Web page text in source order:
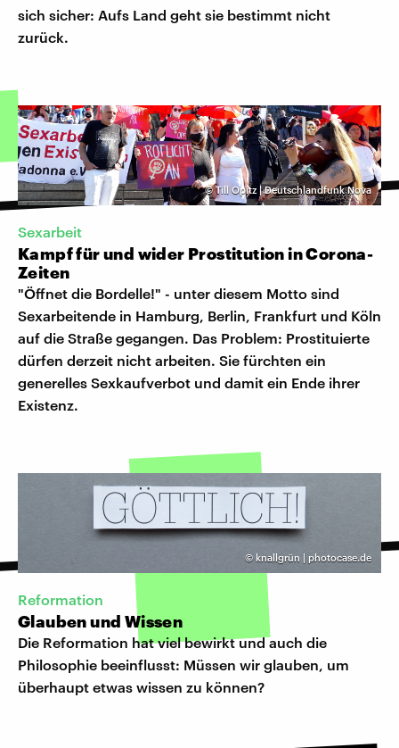
sich sicher: Aufs Land geht sie bestimmt nicht
zurück.
©Till Opitz | Deutschlandfunk Nova
Sexarbeit
Kampf für und wider Prostitution in Corona-
Zeiten
"Öffnet die Bordelle!" - unter diesem Motto sind
Sexarbeitende in Hamburg, Berlin, Frankfurt und Köln
auf die Straße gegangen. Das Problem: Prostituierte
dürfen derzeit nicht arbeiten. Sie fürchten ein
generelles Sexkaufverbot und damit ein Ende ihrer
Existenz.
© knallgrün | photocase.de
Reformation
Glauben und Wissen
Die Reformation hat viel bewirkt und auch die
Philosophie beeinflusst: Müssen wir glauben, um
überhaupt etwas wissen zu können?